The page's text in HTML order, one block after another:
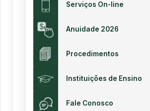
Serviços On-line
Anuidade 2026
Procedimentos
Instituições de Ensino
Fale Conosco